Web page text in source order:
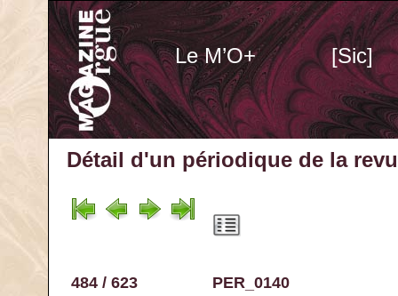
Le M’O+ [Sic]
Détail d'un périodique de la
484 / 623 PER_0140